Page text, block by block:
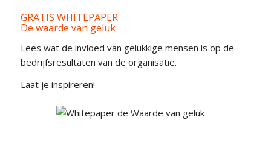
GRATIS WHITEPAPER
De waarde van geluk
Lees wat de invloed van gelukkige mensen is op de
bedrijfsresultaten van de organisatie.
Laat je inspireren!